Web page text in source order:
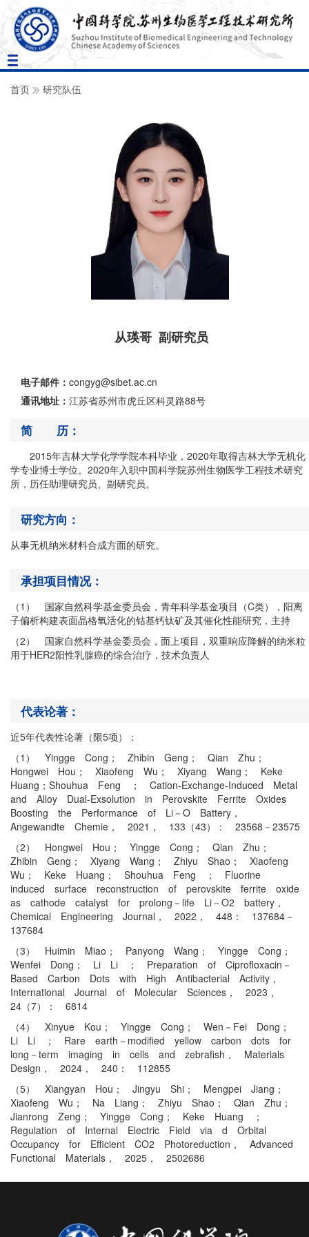
Toggle
navigation
首页 研究队伍
从瑛哥 副研究员
电子邮件： congyg@sibet.ac.cn
通讯地址： 江苏省苏州市虎丘区科灵路88号
简 历：
2015年吉林大学化学学院本科毕业，2020年取得吉林大学无机化
学专业博士学位。2020年入职中国科学院苏州生物医学工程技术研究
所，历任助理研究员、副研究员。
研究方向：
从事无机纳米材料合成方面的研究。
承担项目情况：
（1） 国家自然科学基金委员会，青年科学基金项目（C类），阳离
子偏析构建表面晶格氧活化的钴基钙钛矿及其催化性能研究，主持
（2） 国家自然科学基金委员会，面上项目，双重响应降解的纳米粒
用于HER2阳性乳腺癌的综合治疗，技术负责人
代表论著：
近5年代表性论著（限5项）：
（1） Yingge Cong； Zhibin Geng； Qian Zhu；
Hongwei Hou； Xiaofeng Wu； Xiyang Wang； Keke
Huang；Shouhua Feng ； Cation‐Exchange‐Induced Metal
and Alloy Dual‐Exsolution in Perovskite Ferrite Oxides
Boosting the Performance of Li－O Battery，
Angewandte Chemie， 2021， 133（43）： 23568－23575
（2） Hongwei Hou； Yingge Cong； Qian Zhu；
Zhibin Geng； Xiyang Wang； Zhiyu Shao； Xiaofeng
Wu； Keke Huang； Shouhua Feng ； Fluorine
induced surface reconstruction of perovskite ferrite oxide
as cathode catalyst for prolong－life Li－O2 battery，
Chemical Engineering Journal， 2022， 448： 137684－
137684
（3） Huimin Miao； Panyong Wang； Yingge Cong；
Wenfei Dong； Li Li ； Preparation of Ciprofloxacin－
Based Carbon Dots with High Antibacterial Activity，
International Journal of Molecular Sciences， 2023，
24（7）： 6814
（4） Xinyue Kou； Yingge Cong； Wen－Fei Dong；
Li Li ； Rare earth－modified yellow carbon dots for
long－term imaging in cells and zebrafish， Materials
Design， 2024， 240： 112855
（5） Xiangyan Hou； Jingyu Shi； Mengpei Jiang；
Xiaofeng Wu； Na Liang； Zhiyu Shao； Qian Zhu；
Jianrong Zeng； Yingge Cong； Keke Huang ；
Regulation of Internal Electric Field via d Orbital
Occupancy for Efficient CO2 Photoreduction， Advanced
Functional Materials， 2025， 2502686